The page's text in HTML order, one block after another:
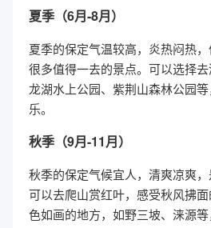
夏季（6月-8月）
夏季的保定气温较高，炎热闷热
很多值得一去的景点。可以选择
龙湖水上公园、紫荆山森林公园
乐。
秋季（9月-11月）
秋季的保定气候宜人，清爽凉爽
可以去爬山赏红叶，感受秋风拂
色如画的地方，如野三坡、涞源等